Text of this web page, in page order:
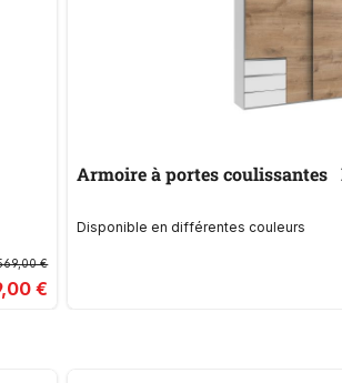
€
€
Armoire à portes coulissantes
Disponible en différentes couleurs